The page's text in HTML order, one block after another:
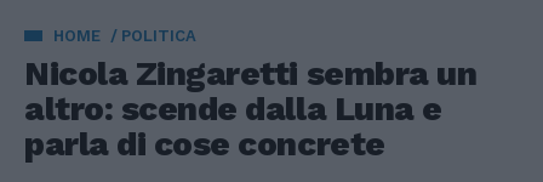
HOME POLITICA
Nicola Zingaretti sembra un
altro: scende dalla Luna e
parla di cose concrete